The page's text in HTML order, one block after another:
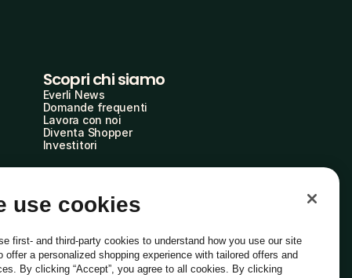
Scopri chi siamo
Everli News
Domande frequenti
Lavora con noi
Diventa Shopper
Investitori
use cookies
first- and third-party cookies to understand how you use our site
offer a personalized shopping experience with tailored offers and
By clicking “Accept”, you agree to all cookies. By clicking